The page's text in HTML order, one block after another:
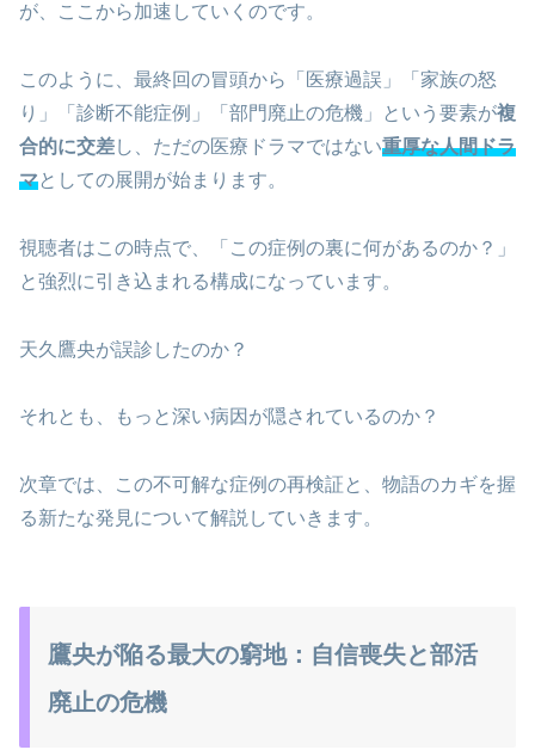
が、ここから加速していくのです。
このように、最終回の冒頭から「医療過誤」「家族の怒
り」「診断不能症例」「部門廃止の危機」という要素が複
合的に交差し、ただの医療ドラマではない重厚な人間ドラ
マとしての展開が始まります。
視聴者はこの時点で、「この症例の裏に何があるのか？」
と強烈に引き込まれる構成になっています。
天久鷹央が誤診したのか？
それとも、もっと深い病因が隠されているのか？
次章では、この不可解な症例の再検証と、物語のカギを握
る新たな発見について解説していきます。
鷹央が陥る最大の窮地：自信喪失と部活
廃止の危機